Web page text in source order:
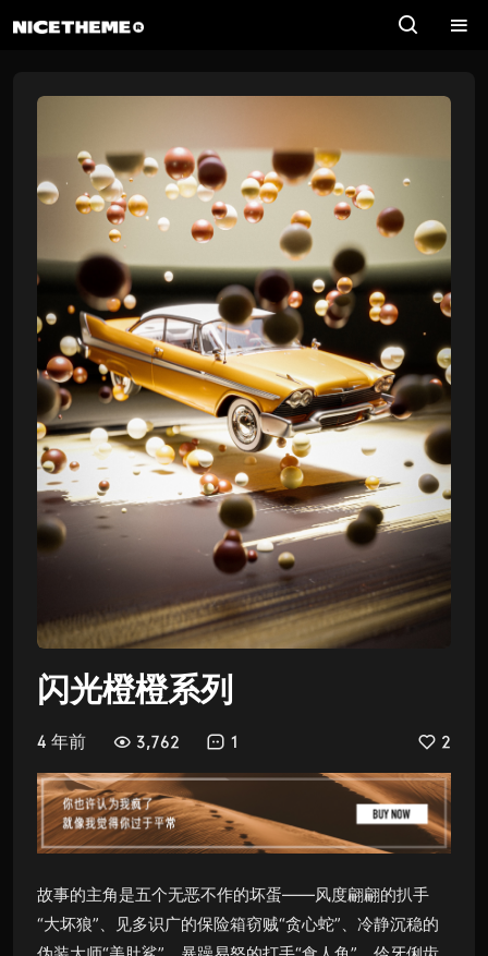
闪光橙橙系列
4 年前 3,762 1 2
故事的主角是五个无恶不作的坏蛋——风度翩翩的扒手
“大坏狼”、见多识广的保险箱窃贼“贪心蛇”、冷静沉稳的